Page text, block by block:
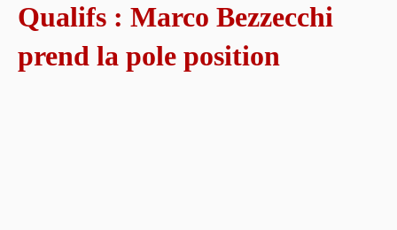
Qualifs : Marco Bezzecchi
prend la pole position